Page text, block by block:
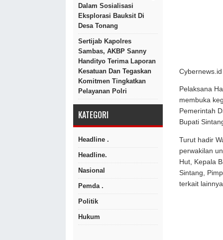
Dalam Sosialisasi
Eksplorasi Bauksit Di
Desa Tonang
Sertijab Kapolres
Sambas, AKBP Sanny
Handityo Terima Laporan
Kesatuan Dan Tegaskan
Komitmen Tingkatkan
Pelayanan Polri
KATEGORI
Headline .
Headline.
Nasional
Pemda .
Politik
Hukum
Pelaksana
membuka
Pemerintah
Bupati
Turut hadir
perwakilan
Hut, Kepala
Sintang,
terkait